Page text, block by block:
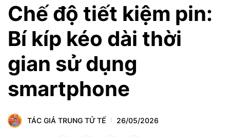
Chế độ tiết kiệm pin:
Bí kíp kéo dài thời
gian sử dụng
smartphone
TÁC GIẢ TRUNG TỬ TẾ 26/05/2026